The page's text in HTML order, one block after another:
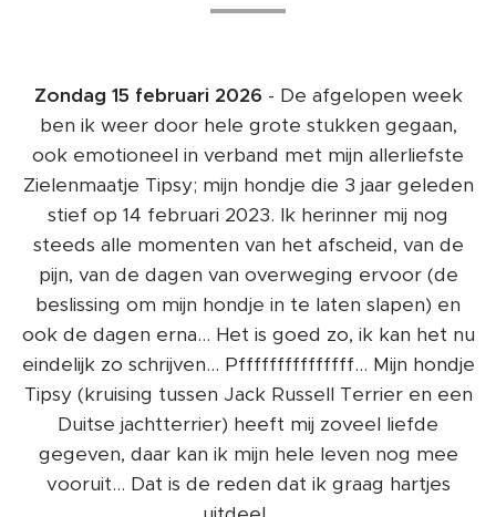
Zondag 15 februari 2026 - De afgelopen week
ben ik weer door hele grote stukken gegaan,
ook emotioneel in verband met mijn allerliefste
Zielenmaatje Tipsy; mijn hondje die 3 jaar geleden
stief op 14 februari 2023. Ik herinner mij nog
steeds alle momenten van het afscheid, van de
pijn, van de dagen van overweging ervoor (de
beslissing om mijn hondje in te laten slapen) en
ook de dagen erna... Het is goed zo, ik kan het nu
eindelijk zo schrijven... Pfffffffffffffff... Mijn hondje
Tipsy (kruising tussen Jack Russell Terrier en een
Duitse jachtterrier) heeft mij zoveel liefde
gegeven, daar kan ik mijn hele leven nog mee
vooruit... Dat is de reden dat ik graag hartjes